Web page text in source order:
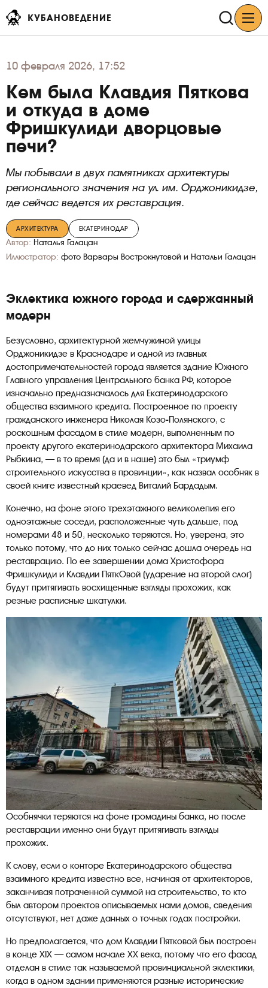
КУБАНОВЕДЕНИЕ
10 февраля 2026, 17:52
Кем была Клавдия Пяткова
и откуда в доме
Фришкулиди дворцовые
печи?
Мы побывали в двух памятниках архитектуры
регионального значения на ул. им. Орджоникидзе,
где сейчас ведется их реставрация.
АРХИТЕКТУРА ЕКАТЕРИНОДАР
Автор: Наталья Галацан
Иллюстратор: фото Варвары Вострокнутовой и Натальи Галацан
Эклектика южного города и сдержанный
модерн
Безусловно, архитектурной жемчужиной улицы
Орджоникидзе в Краснодаре и одной из главных
достопримечательностей города является здание Южного
Главного управления Центрального банка РФ, которое
изначально предназначалось для Екатеринодарского
общества взаимного кредита. Построенное по проекту
гражданского инженера Николая Козо-Полянского, с
роскошным фасадом в стиле модерн, выполненным по
проекту другого екатеринодарского архитектора Михаила
Рыбкина, — в то время (да и в наше) это был «триумф
строительного искусства в провинции», как назвал особняк в
своей книге известный краевед Виталий Бардадым.
Конечно, на фоне этого трехэтажного великолепия его
одноэтажные соседи, расположенные чуть дальше, под
номерами 48 и 50, несколько теряются. Но, уверена, это
только потому, что до них только сейчас дошла очередь на
реставрацию. По ее завершении дома Христофора
Фришкулиди и Клавдии ПяткОвой (ударение на второй слог)
будут притягивать восхищенные взгляды прохожих, как
резные расписные шкатулки.
Особнячки теряются на фоне громадины банка, но после
реставрации именно они будут притягивать взгляды
прохожих.
К слову, если о конторе Екатеринодарского общества
взаимного кредита известно все, начиная от архитекторов,
заканчивая потраченной суммой на строительство, то кто
был автором проектов описываемых нами домов, сведения
отсутствуют, нет даже данных о точных годах постройки.
Но предполагается, что дом Клавдии Пятковой был построен
в конце XIX — самом начале ХХ века, потому что его фасад
отделан в стиле так называемой провинциальной эклектики,
когда в одном здании применяются разные исторические